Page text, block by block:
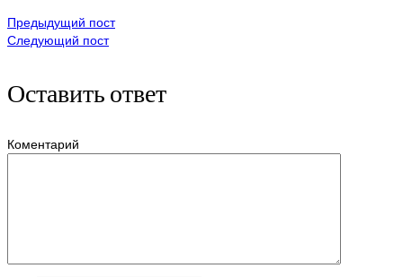
Предыдущий пост
Следующий пост
Оставить ответ
Коментарий